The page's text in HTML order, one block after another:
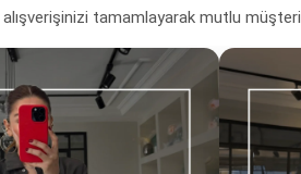
tamamlayarak mutlu